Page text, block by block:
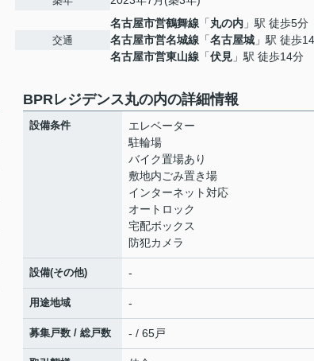
交通
名古屋市営鶴舞線 「丸の内 」駅 徒歩5分
名古屋市営名城線 「名古屋城 」駅 徒歩
名古屋市営東山線 「伏見 」駅 徒歩14分
BPRレジデンス丸の内の詳細情報
設備条件
エレベーター
駐輪場
バイク置場あり
敷地内ごみ置き場
インターネット対応
オートロック
宅配ボックス
防犯カメラ
設備(その他) -
用途地域 -
募集戸数 / 総戸数 - / 65戸